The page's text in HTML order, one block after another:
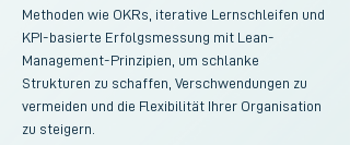
Methoden wie OKRs, iterative Lernschleifen und
KPI-basierte Erfolgsmessung mit Lean-
Management-Prinzipien, um schlanke
Strukturen zu schaffen, Verschwendungen zu
vermeiden und die Flexibilität Ihrer Organisation
zu steigern.